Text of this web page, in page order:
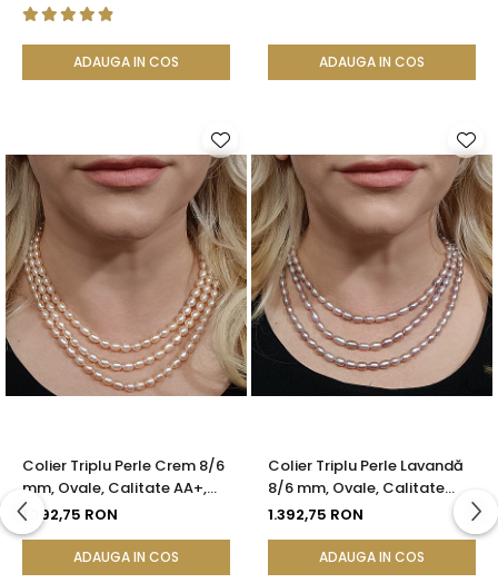
ADAUGA IN COS ADAUGA IN COS
Colier Triplu Perle Crem 8/6
mm, Ovale, Calitate AA+,
Închizătoare Argint |
KASKADDA®
1.392,75 RON
ADAUGA IN COS
Colier Triplu Perle Lavandă
8/6 mm, Ovale, Calitate
AA+, Argint 925 | KASKADDA®
1.392,75 RON
ADAUGA IN COS